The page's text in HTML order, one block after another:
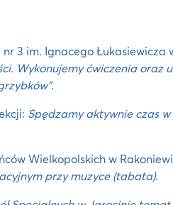
3 im. Ignacego Łukasiewicza
Wykonujemy ćwiczenia oraz
.
Spędzamy aktywnie czas
Wielkopolskich w
przy muzyce (tabata).